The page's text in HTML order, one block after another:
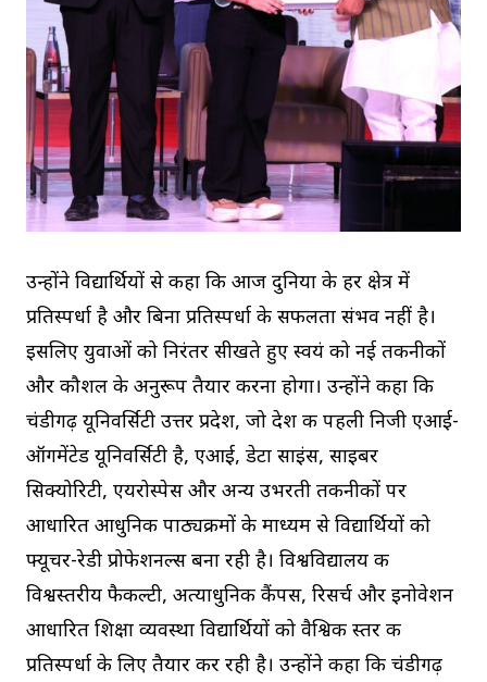
उन्होंने विद्यार्थियों से कहा कि आज दुनिया के हर क्षेत्र में
प्रतिस्पर्धा है और बिना प्रतिस्पर्धा के सफलता संभव नहीं है।
इसलिए युवाओं को निरंतर सीखते हुए स्वयं को नई तकनीकों
और कौशल के अनुरूप तैयार करना होगा। उन्होंने कहा कि
चंडीगढ़ यूनिवर्सिटी उत्तर प्रदेश, जो देश की पहली निजी एआई-
ऑगमेंटेड यूनिवर्सिटी है, एआई, डेटा साइंस, साइबर
सिक्योरिटी, एयरोस्पेस और अन्य उभरती तकनीकों पर
आधारित आधुनिक पाठ्यक्रमों के माध्यम से विद्यार्थियों को
फ्यूचर-रेडी प्रोफेशनल्स बना रही है। विश्वविद्यालय की
विश्वस्तरीय फैकल्टी, अत्याधुनिक कैंपस, रिसर्च और इनोवेशन
आधारित शिक्षा व्यवस्था विद्यार्थियों को वैश्विक स्तर की
प्रतिस्पर्धा के लिए तैयार कर रही है। उन्होंने कहा कि चंडीगढ़